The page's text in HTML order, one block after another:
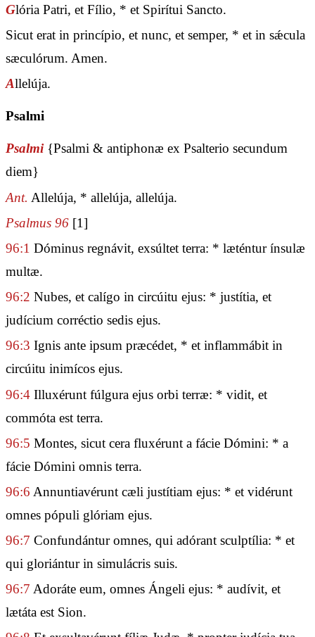
Glória Patri, et Fílio, * et Spirítui Sancto.
Sicut erat in princípio, et nunc, et semper, * et in sǽcula
sæculórum. Amen.
Allelúja.
Psalmi
Psalmi {Psalmi & antiphonæ ex Psalterio secundum
diem}
Ant. Allelúja, * allelúja, allelúja.
Psalmus 96 [1]
96:1 Dóminus regnávit, exsúltet terra: * læténtur ínsulæ
multæ.
96:2 Nubes, et calígo in circúitu ejus: * justítia, et
judícium corréctio sedis ejus.
96:3 Ignis ante ipsum præcédet, * et inflammábit in
circúitu inimícos ejus.
96:4 Illuxérunt fúlgura ejus orbi terræ: * vidit, et
commóta est terra.
96:5 Montes, sicut cera fluxérunt a fácie Dómini: * a
fácie Dómini omnis terra.
96:6 Annuntiavérunt cæli justítiam ejus: * et vidérunt
omnes pópuli glóriam ejus.
96:7 Confundántur omnes, qui adórant sculptília: * et
qui gloriántur in simulácris suis.
96:7 Adoráte eum, omnes Ángeli ejus: * audívit, et
lætáta est Sion.